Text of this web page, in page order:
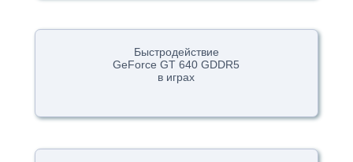
Быстродействие
GeForce GT 640 GDDR5
в играх